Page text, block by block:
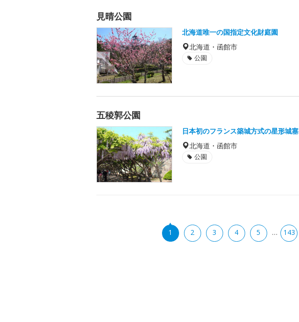
見晴公園
北海道唯一の国指定文化財庭園
北海道・函館市
公園
五稜郭公園
日本初のフランス築城方式の星形城塞
北海道・函館市
公園
1 2 3 4 5 … 143